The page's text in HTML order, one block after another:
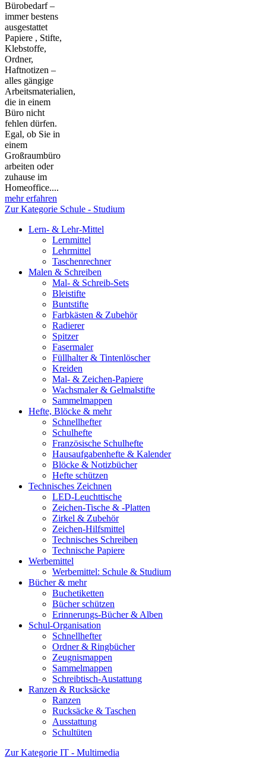
Bürobedarf –
immer bestens
ausgestattet
Papiere , Stifte,
Klebstoffe,
Ordner,
Haftnotizen –
alles gängige
Arbeitsmaterialien,
die in einem
Büro nicht
fehlen dürfen.
Egal, ob Sie in
einem
Großraumbüro
arbeiten oder
zuhause im
Homeoffice....
mehr erfahren
Zur Kategorie Schule - Studium
Lern- & Lehr-Mittel
Lernmittel
Lehrmittel
Taschenrechner
Malen & Schreiben
Mal- & Schreib-Sets
Bleistifte
Buntstifte
Farbkästen & Zubehör
Radierer
Spitzer
Fasermaler
Füllhalter & Tintenlöscher
Kreiden
Mal- & Zeichen-Papiere
Wachsmaler & Gelmalstifte
Sammelmappen
Hefte, Blöcke & mehr
Schnellhefter
Schulhefte
Französische Schulhefte
Hausaufgabenhefte & Kalender
Blöcke & Notizbücher
Hefte schützen
Technisches Zeichnen
LED-Leuchttische
Zeichen-Tische & -Platten
Zirkel & Zubehör
Zeichen-Hilfsmittel
Technisches Schreiben
Technische Papiere
Werbemittel
Werbemittel: Schule & Studium
Bücher & mehr
Buchetiketten
Bücher schützen
Erinnerungs-Bücher & Alben
Schul-Organisation
Schnellhefter
Ordner & Ringbücher
Zeugnismappen
Sammelmappen
Schreibtisch-Austattung
Ranzen & Rucksäcke
Ranzen
Rucksäcke & Taschen
Ausstattung
Schultüten
Zur Kategorie IT - Multimedia